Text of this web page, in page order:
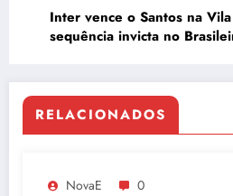
Inter vence o Santos na
sequência invicta no
RELACIONADOS
NovaE 0